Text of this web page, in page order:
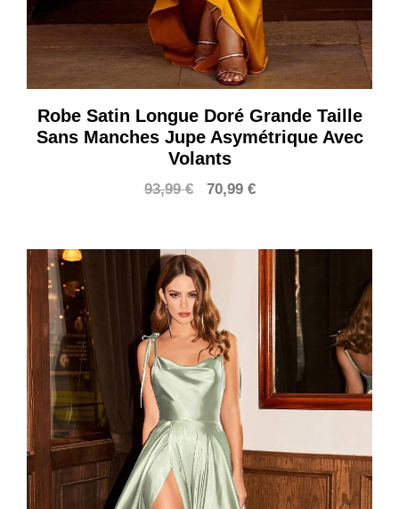
Robe Satin Longue Doré Grande Taille
Sans Manches Jupe Asymétrique Avec
Volants
93,99€
Le
était :
93,99 €.
70,99 €Le
est :
70,99 €.